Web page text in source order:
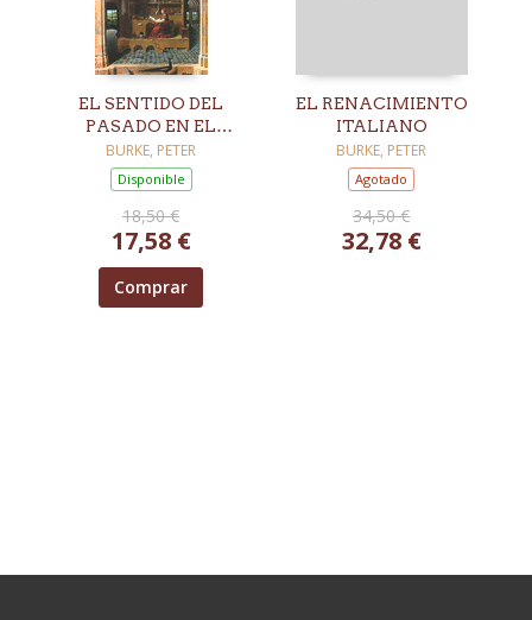
EL SENTIDO DEL
PASADO EN EL
RENACIMIENTO
BURKE, PETER
Disponible
18,50 €
17,58 €
Comprar
EL RENACIMIENTO
ITALIANO
BURKE, PETER
Agotado
34,50 €
32,78 €